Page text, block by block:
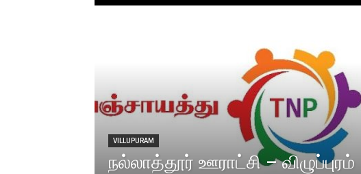
VILLUPURAM
நல்லாத்தூர் ஊராட்சி – விழுப்புரம்